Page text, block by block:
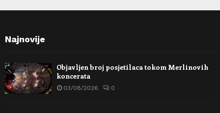
Najnovije
Objavljen broj posjetilaca tokom Merlinovih
koncerata
03/08/2026 0